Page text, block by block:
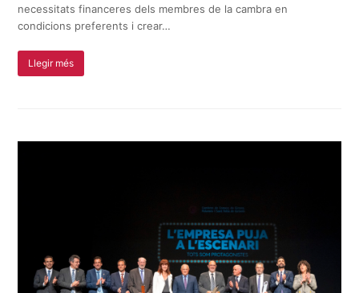
necessitats financeres dels membres de la cambra en
condicions preferents i crear…
Llegir més